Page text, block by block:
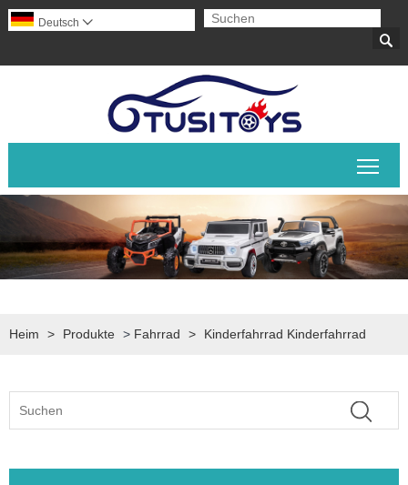

Deutsch 
Heim > Produkte > Fahrrad > Kinderfahrrad Kinderfahrrad